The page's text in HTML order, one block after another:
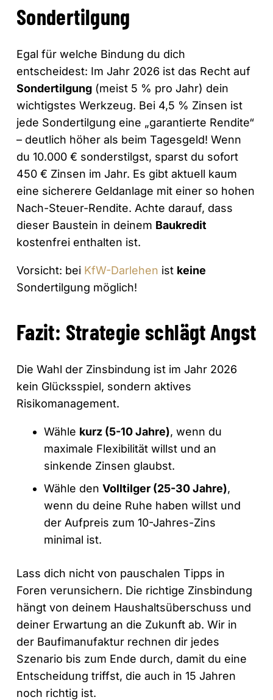
Sondertilgung
Egal für welche Bindung du dich
entscheidest: Im Jahr 2026 ist das Recht auf
Sondertilgung (meist 5 % pro Jahr) dein
wichtigstes Werkzeug. Bei 4,5 % Zinsen ist
jede Sondertilgung eine „garantierte Rendite“
– deutlich höher als beim Tagesgeld! Wenn
du 10.000 € sonderstilgst, sparst du sofort
450 € Zinsen im Jahr. Es gibt aktuell kaum
eine sicherere Geldanlage mit einer so hohen
Nach-Steuer-Rendite. Achte darauf, dass
dieser Baustein in deinem Baukredit
kostenfrei enthalten ist.
Vorsicht: bei KfW-Darlehen ist keine
Sondertilgung möglich!
Fazit: Strategie schlägt Angst
Die Wahl der Zinsbindung ist im Jahr 2026
kein Glücksspiel, sondern aktives
Risikomanagement.
Wähle kurz (5-10 Jahre), wenn du
maximale Flexibilität willst und an
sinkende Zinsen glaubst.
Wähle den Volltilger (25-30 Jahre),
wenn du deine Ruhe haben willst und
der Aufpreis zum 10-Jahres-Zins
minimal ist.
Lass dich nicht von pauschalen Tipps in
Foren verunsichern. Die richtige Zinsbindung
hängt von deinem Haushaltsüberschuss und
deiner Erwartung an die Zukunft ab. Wir in
der Baufimanufaktur rechnen dir jedes
Szenario bis zum Ende durch, damit du eine
Entscheidung triffst, die auch in 15 Jahren
noch richtig ist.